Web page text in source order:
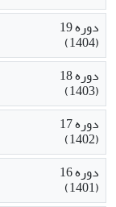
دوره 19
(1404)
دوره 18
(1403)
دوره 17
(1402)
دوره 16
(1401)